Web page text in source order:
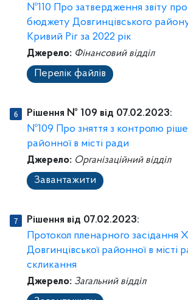
№110 Про затвердження звіту
бюджету Довгинцівського району
Кривий Ріг за 2022 рік
Джерело: Фінансовий відділ
Перелік файлів
Рішення № 109 від 07.02.2023:
№109 Про зняття з контролю
районної в місті ради
Джерело: Організаційний відділ
Завантажити
Рішення від 07.02.2023:
Протокол пленарного засідання
Довгинцівської районної в місті
скликання
Джерело: Загальний відділ